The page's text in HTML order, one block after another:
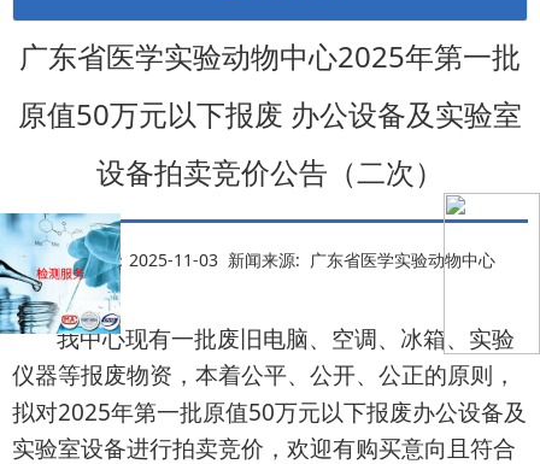
广东省医学实验动物中心2025年第一批
原值50万元以下报废 办公设备及实验室
设备拍卖竞价公告（二次）
发布日期：2025-11-03 新闻来源: 广东省医学实验动物中心
我中心现有一批废旧电脑、空调、冰箱、实验
仪器等报废物资，本着公平、公开、公正的原则，
拟对2025年第一批原值50万元以下报废办公设备及
实验室设备进行拍卖竞价，欢迎有购买意向且符合